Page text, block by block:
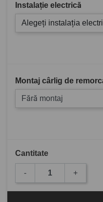
Instalație electrică
Alegeți instalația
Montaj cârlig de
Fără montaj
Cantitate
- +